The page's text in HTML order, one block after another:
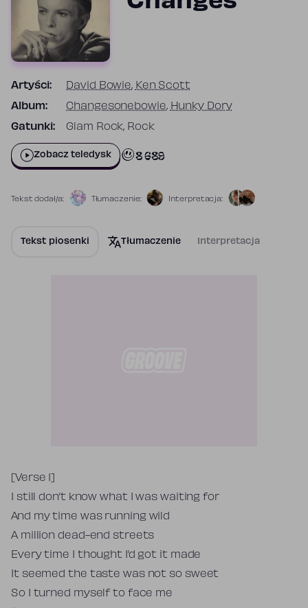
Artyści: David Bowie, Ken Scott
Album: Changesonebowie, Hunky Dory
Gatunki: Glam Rock, Rock
Zobacz teledysk 8 689
Tekst dodał/a: Tłumaczenie: Interpretacja:
Tekst piosenki Tłumaczenie Interpretacja
Tekst piosenki
[Verse 1]
I still don’t know what I was waiting for
And my time was running wild
A million dead-end streets
Every time I thought I’d got it made
It seemed the taste was not so sweet
So I turned myself to face me